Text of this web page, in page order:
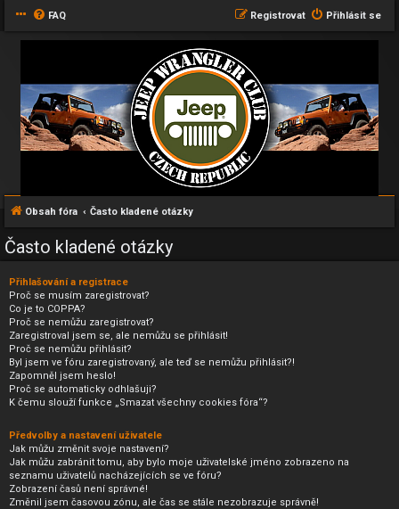
FAQ Přihlásit se
Registrovat
Obsah fóra Často kladené otázky
Často kladené otázky
Přihlašování a registrace
Proč se musím zaregistrovat?
Co je to COPPA?
Proč se nemůžu zaregistrovat?
Zaregistroval jsem se, ale nemůžu se přihlásit!
Proč se nemůžu přihlásit?
Byl jsem ve fóru zaregistrovaný, ale teď se nemůžu přihlásit?!
Zapomněl jsem heslo!
Proč se automaticky odhlašuji?
K čemu slouží funkce „Smazat všechny cookies fóra“?
Předvolby a nastavení uživatele
Jak můžu změnit svoje nastavení?
Jak můžu zabránit tomu, aby bylo moje uživatelské jméno zobrazeno na
seznamu uživatelů nacházejících se ve fóru?
Zobrazení časů není správné!
Změnil jsem časovou zónu, ale čas se stále nezobrazuje správně!